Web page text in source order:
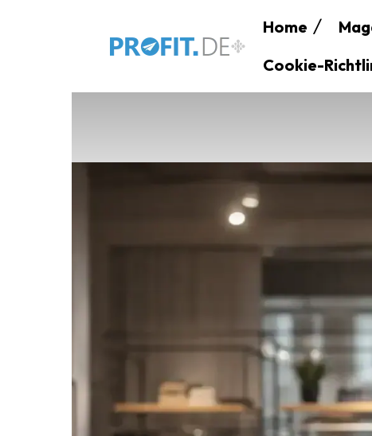
Home
Cookie-